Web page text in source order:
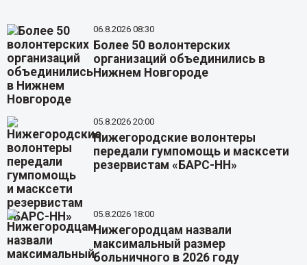
06.8.2026 08:30
Более 50 волонтерских
организаций объединились в
Нижнем Новгороде
05.8.2026 20:00
Нижегородские волонтеры
передали гумпомощь и масксети
резервистам «БАРС-НН»
05.8.2026 18:00
Нижегородцам назвали
максимальный размер
больничного в 2026 году